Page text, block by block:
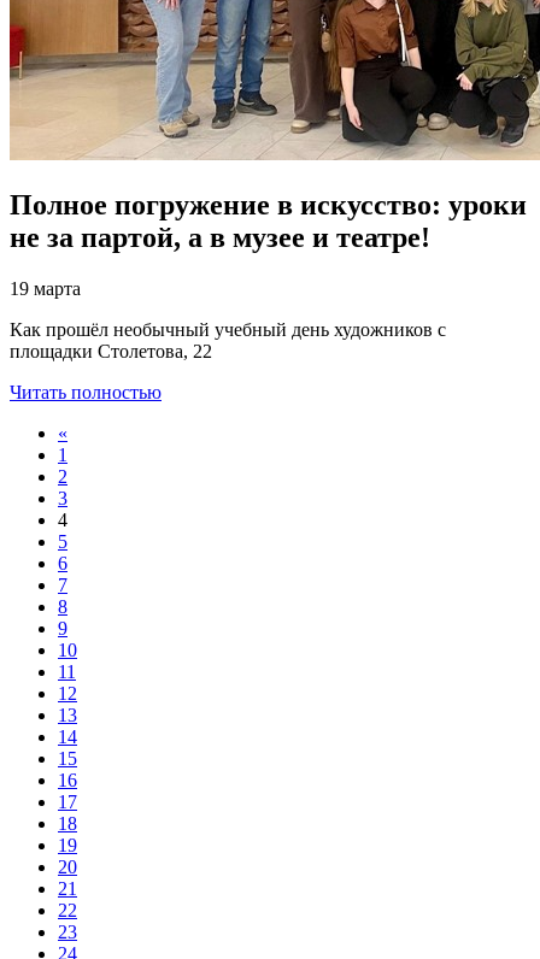
Полное погружение в искусство: уроки
не за партой, а в музее и театре!
19 марта
Как прошёл необычный учебный день художников с
площадки Столетова, 22
Читать полностью
«
1
2
3
4
5
6
7
8
9
10
11
12
13
14
15
16
17
18
19
20
21
22
23
24